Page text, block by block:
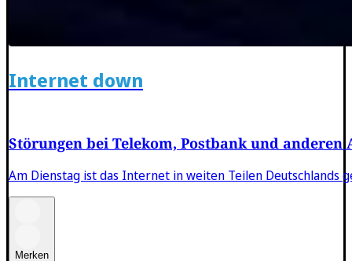
Internet down
Störungen bei Telekom, Postbank und anderen
Am Dienstag ist das Internet in weiten Teilen Deutschlands
Merken